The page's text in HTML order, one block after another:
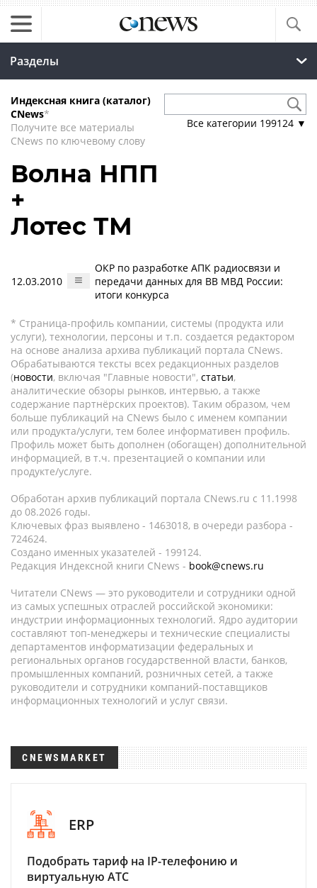
Разделы
Индексная книга (каталог)
CNews*
Получите все материалы
CNews по ключевому слову
Все категории 199124 ▼
Волна НПП
+
Лотес ТМ
12.03.2010
ОКР по разработке АПК радиосвязи и
передачи данных для ВВ МВД России:
итоги конкурса
* Страница-профиль компании, системы (продукта или
услуги), технологии, персоны и т.п. создается редактором
на основе анализа архива публикаций портала CNews.
Обрабатываются тексты всех редакционных разделов
(новости, включая "Главные новости", статьи,
аналитические обзоры рынков, интервью, а также
содержание партнёрских проектов). Таким образом, чем
больше публикаций на CNews было с именем компании
или продукта/услуги, тем более информативен профиль.
Профиль может быть дополнен (обогащен) дополнительной
информацией, в т.ч. презентацией о компании или
продукте/услуге.
Обработан архив публикаций портала CNews.ru c 11.1998
до 08.2026 годы.
Ключевых фраз выявлено - 1463018, в очереди разбора -
724624.
Создано именных указателей - 199124.
Редакция Индексной книги CNews - book@cnews.ru
Читатели CNews — это руководители и сотрудники одной
из самых успешных отраслей российской экономики:
индустрии информационных технологий. Ядро аудитории
составляют топ-менеджеры и технические специалисты
департаментов информатизации федеральных и
региональных органов государственной власти, банков,
промышленных компаний, розничных сетей, а также
руководители и сотрудники компаний-поставщиков
информационных технологий и услуг связи.
CNEWSMARKET
ERP
Подобрать тариф на IP-телефонию и
виртуальную АТС